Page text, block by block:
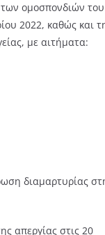
ομοσπονδιών
2022, καθώς και
με αιτήματα:
διαμαρτυρίας
απεργίας στις 20